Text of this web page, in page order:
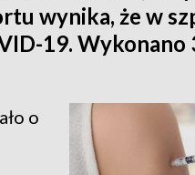
wynika, że w
19. Wykonano
o